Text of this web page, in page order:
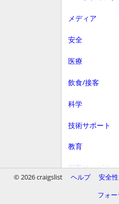
メディア
安全
医療
飲食/接客
科学
技術サポート
教育
顧客サービス
© 2026 craigslist ヘルプ 安全性
フォ